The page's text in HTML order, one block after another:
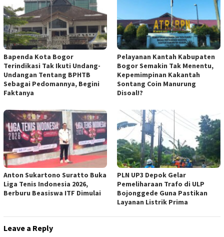
Bapenda Kota Bogor
Terindikasi Tak Ikuti Undang-
Undangan Tentang BPHTB
Sebagai Pedomannya, Begini
Faktanya
Pelayanan Kantah Kabupaten
Bogor Semakin Tak Menentu,
Kepemimpinan Kakantah
Sontang Coin Manurung
Disoal!?
Anton Sukartono Suratto Buka
Liga Tenis Indonesia 2026,
Berburu Beasiswa ITF Dimulai
PLN UP3 Depok Gelar
Pemeliharaan Trafo di ULP
Bojonggede Guna Pastikan
Layanan Listrik Prima
Leave a Reply